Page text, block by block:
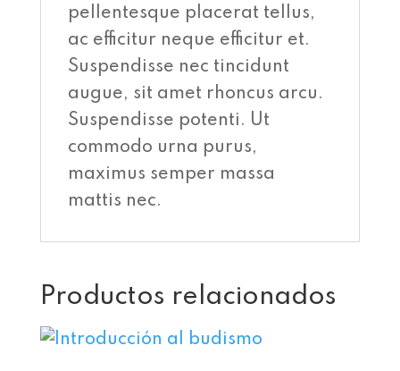
pellentesque placerat tellus,
ac efficitur neque efficitur et.
Suspendisse nec tincidunt
augue, sit amet rhoncus arcu.
Suspendisse potenti. Ut
commodo urna purus,
maximus semper massa
mattis nec.
Productos relacionados